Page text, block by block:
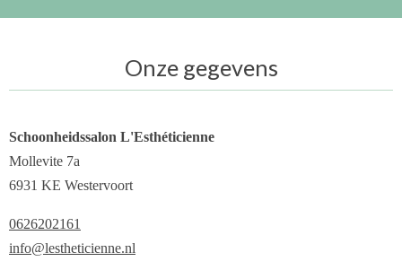
Onze gegevens
Schoonheidssalon L'Esthéticienne
Mollevite 7a
6931 KE Westervoort
0626202161
info@lestheticienne.nl